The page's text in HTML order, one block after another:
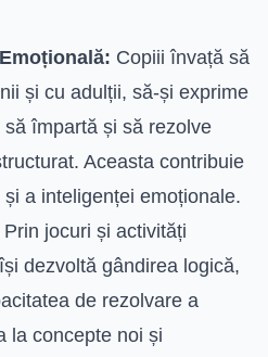
Copiii învață să
și cu adulții, să-și exprime
împartă și să rezolve
Aceasta contribuie
a inteligenței emoționale.
Prin jocuri și activități
dezvoltă gândirea logică,
de rezolvare a
la concepte noi și